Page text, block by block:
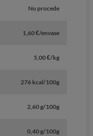
No procede
1,60 €/envase
5,00 €/kg
276 kcal/100g
2,60 g/100g
0,40 g/100g